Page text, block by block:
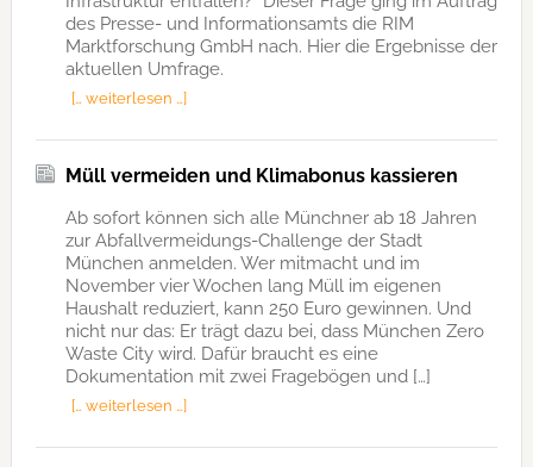
des Presse- und Informationsamts die RIM
Marktforschung GmbH nach. Hier die Ergebnisse der
aktuellen Umfrage.
[… weiterlesen …]
Müll vermeiden und Klimabonus kassieren
Ab sofort können sich alle Münchner ab 18 Jahren
zur Abfallvermeidungs-Challenge der Stadt
München anmelden. Wer mitmacht und im
November vier Wochen lang Müll im eigenen
Haushalt reduziert, kann 250 Euro gewinnen. Und
nicht nur das: Er trägt dazu bei, dass München Zero
Waste City wird. Dafür braucht es eine
Dokumentation mit zwei Fragebögen und […]
[… weiterlesen …]